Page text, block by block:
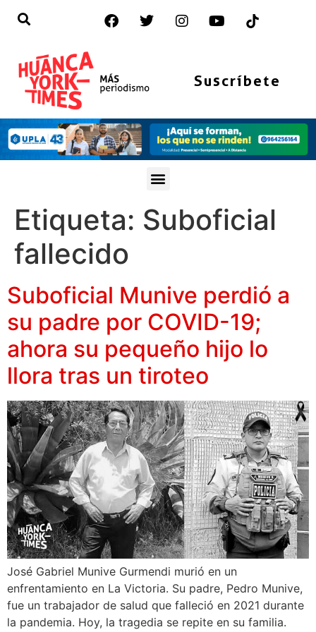
Suscríbete
Etiqueta: Suboficial
fallecido
Suboficial Munive perdió a
su padre por COVID-19;
ahora su pequeño hijo lo
llora tras un tiroteo
José Gabriel Munive Gurmendi murió en un
enfrentamiento en La Victoria. Su padre, Pedro Munive,
fue un trabajador de salud que falleció en 2021 durante
la pandemia. Hoy, la tragedia se repite en su familia.